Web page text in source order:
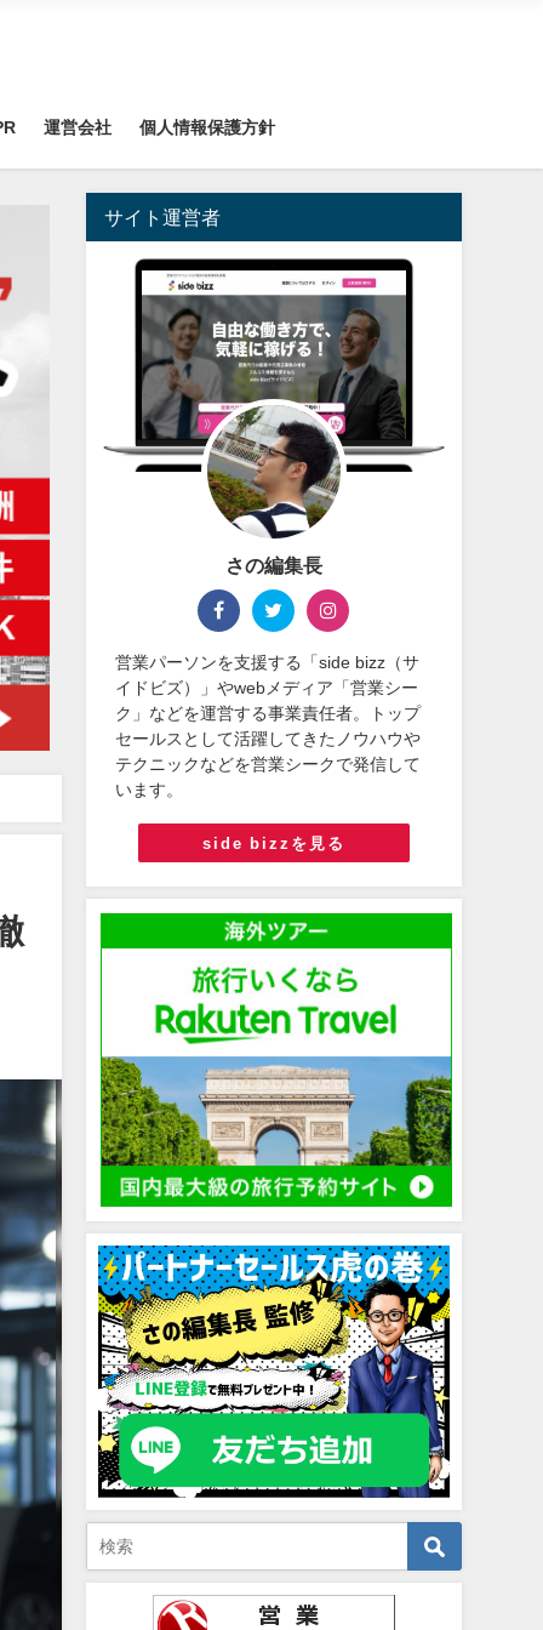
運営会社 個人情報保護方針
サイト運営者
さの編集長
営業パーソンを支援する「side bizz（サ
イドビズ）」やwebメディア「営業シー
ク」などを運営する事業責任者。トップ
セールスとして活躍してきたノウハウや
テクニックなどを営業シークで発信して
います。
side bizzを見る